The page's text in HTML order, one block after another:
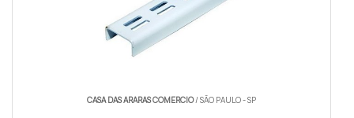
CASA DAS ARARAS COMERCIO/ SÃO PAULO - SP